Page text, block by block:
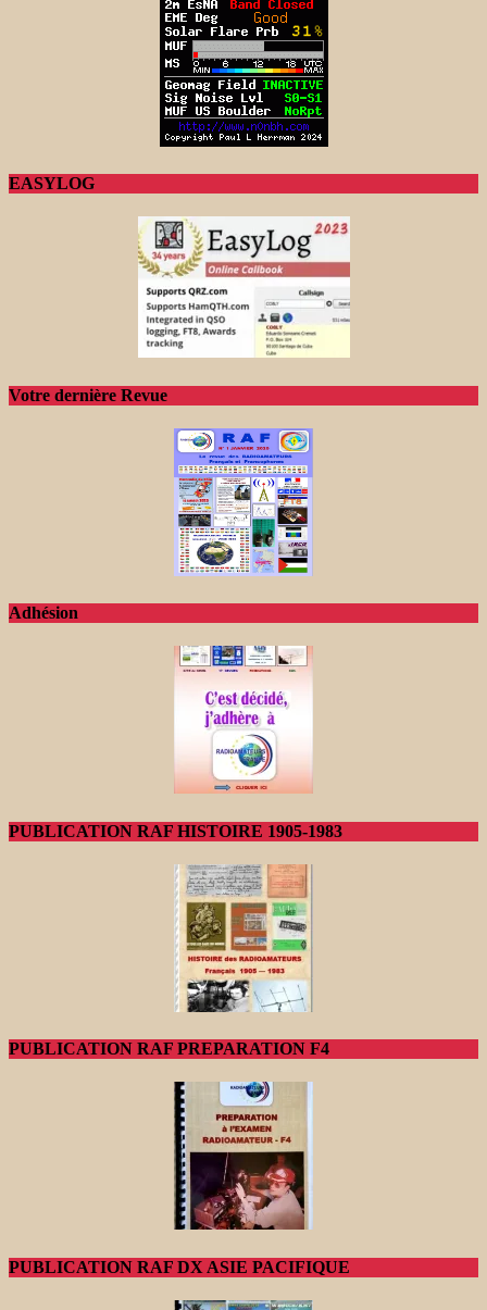
EASYLOG
Votre dernière Revue
Adhésion
PUBLICATION RAF HISTOIRE 1905-1983
PUBLICATION RAF PREPARATION F4
PUBLICATION RAF DX ASIE PACIFIQUE